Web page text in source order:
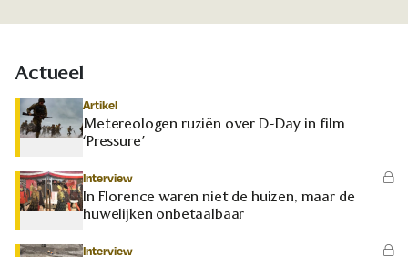
Actueel
Artikel
Metereologen ruziën over D-Day in film
‘Pressure’
Interview
In Florence waren niet de huizen, maar de
huwelijken onbetaalbaar
Interview